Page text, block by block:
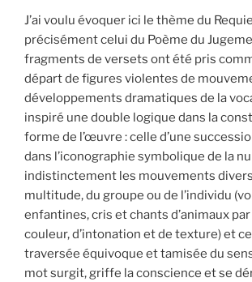
J’ai voulu évoquer ici le thème du
précisément celui du Poème du
fragments de versets ont été pris
départ de figures violentes de
développements dramatiques de la
inspiré une double logique dans la
forme de l’œuvre : celle d’une
dans l’iconographie symbolique de la
indistinctement les mouvements
multitude, du groupe ou de l’individu
enfantines, cris et chants d’animaux
couleur, d’intonation et de texture) et
traversée équivoque et tamisée du
mot surgit, griffe la conscience et se